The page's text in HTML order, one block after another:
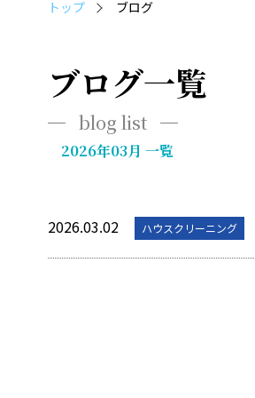
トップ ブログ
ブログ一覧
blog list
2026年03月 一覧
2026.03.02 ハウスクリーニング